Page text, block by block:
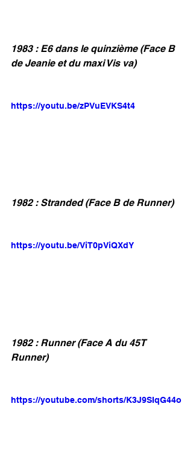
1983 : E6 dans le quinzième (Face B
de Jeanie et du maxi Vis va)
https://youtu.be/zPVuEVKS4t4
1982 : Stranded (Face B de Runner)
https://youtu.be/ViT0pViQXdY
1982 : Runner (Face A du 45T
Runner)
https://youtube.com/shorts/K3J9SIqG44o